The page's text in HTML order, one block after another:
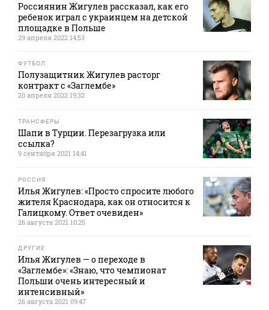
Россиянин Жигулев рассказал, как его
ребенок играл с украинцем на детской
площадке в Польше
29 апреля 2022 14:53
ФУТБОЛ
Полузащитник Жигулев расторг
контракт с «Заглембе»
20 апреля 2022 19:32
ТРАНСФЕРЫ
Шапи в Турции. Перезагрузка или
ссылка?
9 сентября 2021 14:41
РОССИЯ
Илья Жигулев: «Просто спросите любого
жителя Краснодара, как он относится к
Галицкому. Ответ очевиден»
26 августа 2021 10:25
ДРУГИЕ
Илья Жигулев — о переходе в
«Заглембе»: «Знаю, что чемпионат
Польши очень интересный и
интенсивный»
26 августа 2021 09:47